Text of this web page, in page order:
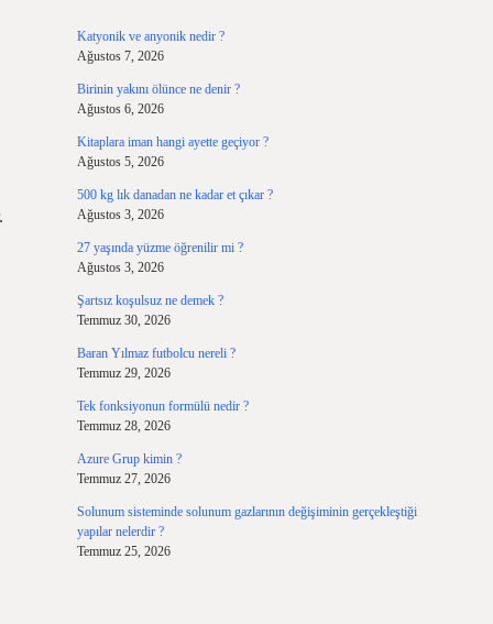
Katyonik ve anyonik nedir ?
Ağustos 7, 2026
Birinin yakını ölünce ne denir ?
Ağustos 6, 2026
Kitaplara iman hangi ayette geçiyor ?
Ağustos 5, 2026
500 kg lık danadan ne kadar et çıkar ?
Ağustos 3, 2026
27 yaşında yüzme öğrenilir mi ?
Ağustos 3, 2026
Şartsız koşulsuz ne demek ?
Temmuz 30, 2026
Baran Yılmaz futbolcu nereli ?
Temmuz 29, 2026
Tek fonksiyonun formülü nedir ?
Temmuz 28, 2026
Azure Grup kimin ?
Temmuz 27, 2026
Solunum sisteminde solunum gazlarının değişiminin gerçekleştiği
yapılar nelerdir ?
Temmuz 25, 2026